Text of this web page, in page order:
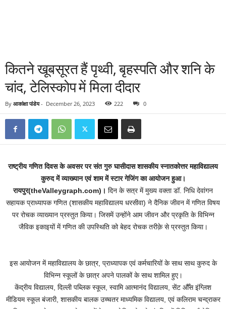
कितने खूबसूरत हैं पृथ्वी, बृहस्पति और शनि के
चांद, टेलिस्कोप में मिला दीदार
By आकांक्षा पांडेय- December 26, 2023 222 0
राष्ट्रीय गणित दिवस के अवसर पर संत गुरु घासीदास शासकीय स्नातकोत्तर महाविद्यालय
कुरुद में व्याख्यान एवं शाम में स्टार गेजिंग का आयोजन हुआ।
रायपुर(theValleygraph.com)। दिन के सत्र में मुख्य वक्ता डॉ. निधि देवांगन
सहायक प्राध्यापक गणित (शासकीय महाविद्यालय धरसीवा) ने दैनिक जीवन में गणित विषय
पर रोचक व्याख्यान प्रस्तुत किया। जिसमें उन्होंने आम जीवन और प्रकृति के विभिन्न
जैविक इकाइयों में गणित की उपस्थिति को बेहद रोचक तरीक़े से प्रस्तुत किया।
इस आयोजन में महाविद्यालय के छात्र, प्राध्यापक एवं कर्मचारियों के साथ साथ कुरुद के
विभिन्न स्कूलों के छात्र अपने पालकों के साथ शामिल हुए।
केंद्रीय विद्यालय, दिल्ली पब्लिक स्कूल, स्वामि आत्मानंद विद्यालय, सेंट औँस इंग्लिश
मीडियम स्कूल बंजारी, शासकीय बालक उच्चतर माध्यमिक विद्यालय, एवं कलिराम चन्द्राकर